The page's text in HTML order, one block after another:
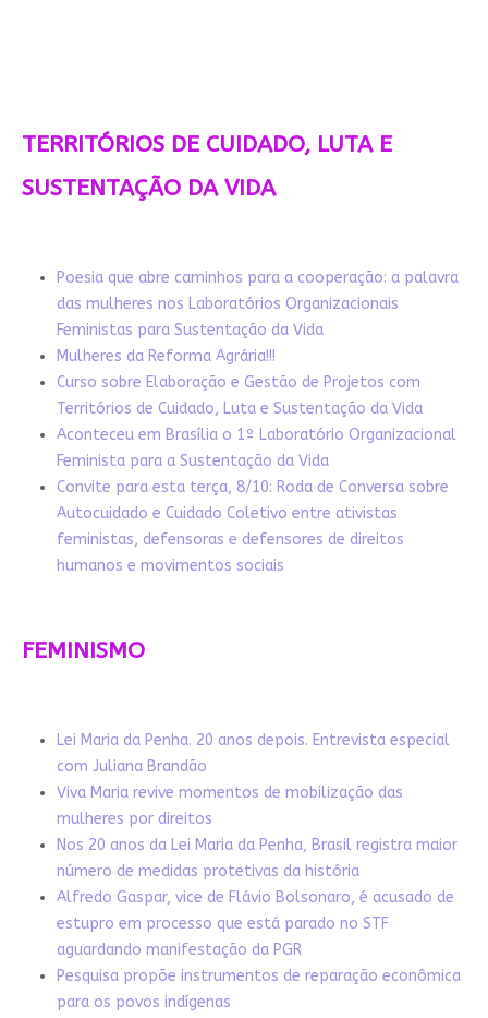
TERRITÓRIOS DE CUIDADO, LUTA E
SUSTENTAÇÃO DA VIDA
Poesia que abre caminhos para a cooperação: a palavra
das mulheres nos Laboratórios Organizacionais
Feministas para Sustentação da Vida
Mulheres da Reforma Agrária!!!
Curso sobre Elaboração e Gestão de Projetos com
Territórios de Cuidado, Luta e Sustentação da Vida
Aconteceu em Brasília o 1º Laboratório Organizacional
Feminista para a Sustentação da Vida
Convite para esta terça, 8/10: Roda de Conversa sobre
Autocuidado e Cuidado Coletivo entre ativistas
feministas, defensoras e defensores de direitos
humanos e movimentos sociais
FEMINISMO
Lei Maria da Penha. 20 anos depois. Entrevista especial
com Juliana Brandão
Viva Maria revive momentos de mobilização das
mulheres por direitos
Nos 20 anos da Lei Maria da Penha, Brasil registra maior
número de medidas protetivas da história
Alfredo Gaspar, vice de Flávio Bolsonaro, é acusado de
estupro em processo que está parado no STF
aguardando manifestação da PGR
Pesquisa propõe instrumentos de reparação econômica
para os povos indígenas